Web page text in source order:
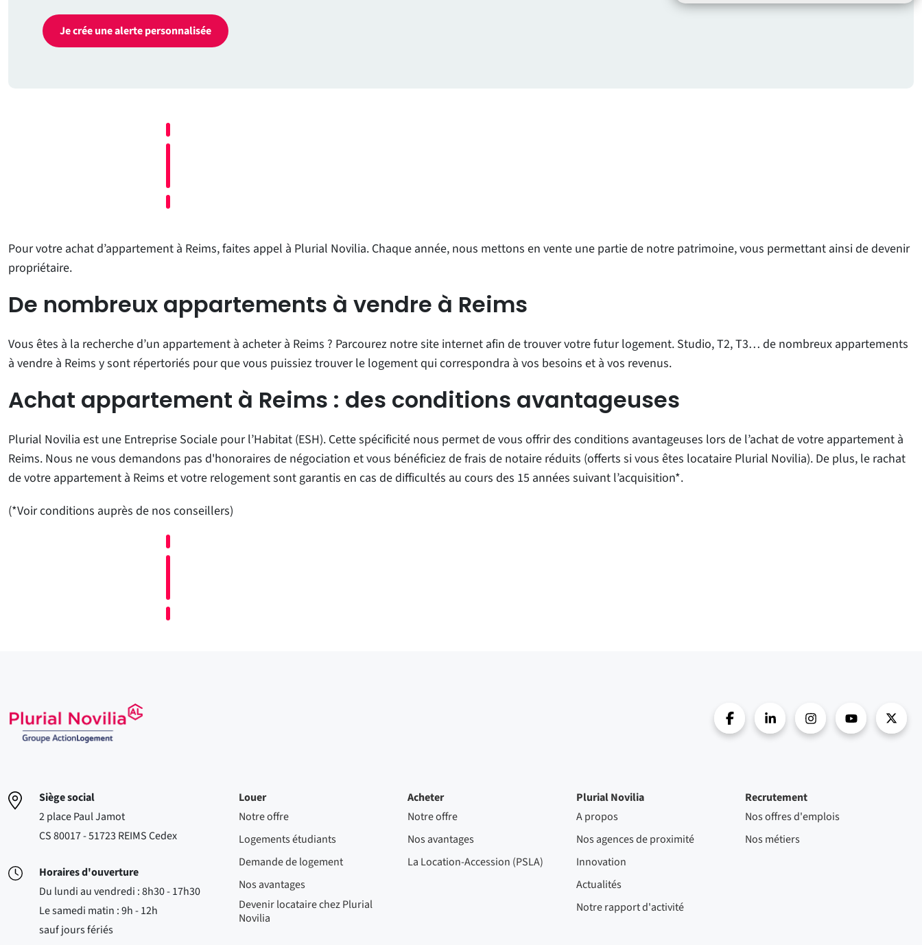
Je crée une alerte personnalisée
Pour votre achat d’appartement à Reims, faites appel à Plurial Novilia. Chaque année, nous mettons en vente une partie de notre patrimoine, vous permettant ainsi de devenir
propriétaire.
De nombreux appartements à vendre à Reims
Vous êtes à la recherche d’un appartement à acheter à Reims ? Parcourez notre site internet afin de trouver votre futur logement. Studio, T2, T3… de nombreux appartements
à vendre à Reims y sont répertoriés pour que vous puissiez trouver le logement qui correspondra à vos besoins et à vos revenus.
Achat appartement à Reims : des conditions avantageuses
Plurial Novilia est une Entreprise Sociale pour l’Habitat (ESH). Cette spécificité nous permet de vous offrir des conditions avantageuses lors de l’achat de votre appartement à
Reims. Nous ne vous demandons pas d'honoraires de négociation et vous bénéficiez de frais de notaire réduits (offerts si vous êtes locataire Plurial Novilia). De plus, le rachat
de votre appartement à Reims et votre relogement sont garantis en cas de difficultés au cours des 15 années suivant l’acquisition*.
(*Voir conditions auprès de nos conseillers)
Siège social
2 place Paul Jamot
CS 80017 - 51723 REIMS Cedex
Horaires d'ouverture
Du lundi au vendredi : 8h30 - 17h30
Le samedi matin : 9h - 12h
sauf jours fériés
Louer
Notre offre
Logements étudiants
Demande de logement
Nos avantages
Devenir locataire chez Plurial
Novilia
Acheter
Notre offre
Nos avantages
La Location-Accession (PSLA)
Plurial Novilia
A propos
Nos agences de proximité
Innovation
Actualités
Notre rapport d'activité
Recrutement
Nos offres d'emplois
Nos métiers